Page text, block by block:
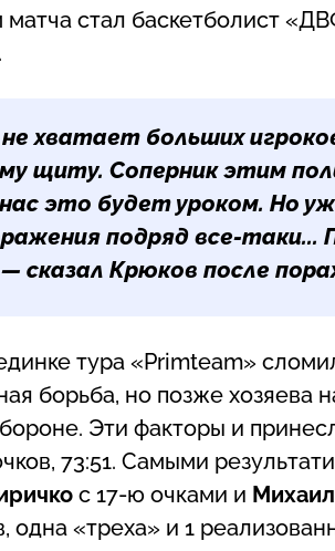
стал баскетболист
хватает больших
щиту. Соперник этим
это будет уроком. Но
подряд все-
сказал Крюков после
тура «Primteam»
борьба, но позже хозяева
Эти факторы и
73:51. Самыми
с 17-ю очками и
одна «треха» и 1